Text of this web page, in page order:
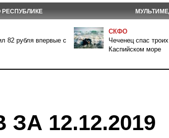
РЕСПУБЛИКЕ
82 рубля впервые с
СКФО
Чеченец спас
Каспийском море
12.12.2019